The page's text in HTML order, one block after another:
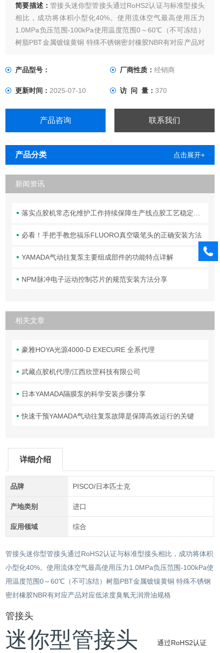
简要描述：管接头迷你型管接头通过RoHS2认证与标准型接头
相比，成功将体积小型化40%。使用流体空气最高使用压力
1.0MPa负压范围-100kPa使用温度范围0～60℃（不可冻结）
树脂PBT金属镀镍黄铜 特殊不锈钢密封橡胶NBR有对应产品对
产品型号：
厂商性质： 经销商
更新时间：2025-07-10 访 问 量： 370
产品咨询 联系我们
产品分类 点击展开+
新闻资讯
落实点胶机常态化维护工作持续保障生产线点胶工艺稳定合规
必看！手把手教您福乐FLUORO真空吸笔头的正确安装方法
YAMADA气动往复泵主要组成部件的功能特点详解
NPM脉冲电子运动控制芯片的规范安装方法分享
相关文章
豪雅HOYA光源4000-D EXECURE 全系代理
武藏点胶机代理/江西欣罡科技有限公司
日本YAMADA隔膜泵的科学安装步骤分享
快速干预YAMADA气动往复泵故障是保障高效运行的关键
详细介绍
品牌 PISCO/日本匹士克
产地类别 进口
应用领域 综合
管接头迷你型管接头通过RoHS2认证与标准型接头相比，成功将体积
小型化40%。使用流体空气最高使用压力1.0MPa负压范围-100kPa使
用温度范围0～60℃（不可冻结）树脂PBT金属镀镍黄铜 特殊不锈钢
密封橡胶NBR有对应产品对应低浓度臭氧无润滑油规格
管接头
迷你型管接头 通过RoHS2认证